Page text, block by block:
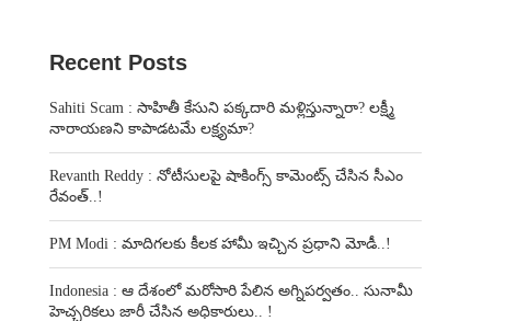
Recent Posts
Sahiti Scam : సాహితీ కేసుని పక్కదారి మళ్లిస్తున్నారా? లక్ష్మీ
నారాయణని కాపాడటమే లక్ష్యమా?
Revanth Reddy : నోటీసులపై షాకింగ్స్ కామెంట్స్ చేసిన సీఎం
రేవంత్..!
PM Modi : మాదిగలకు కీలక హామీ ఇచ్చిన ప్రధాని మోడీ..!
Indonesia : ఆ దేశంలో మరోసారి పేలిన అగ్నిపర్వతం.. సునామీ
హెచ్చరికలు జారీ చేసిన అధికారులు.. !